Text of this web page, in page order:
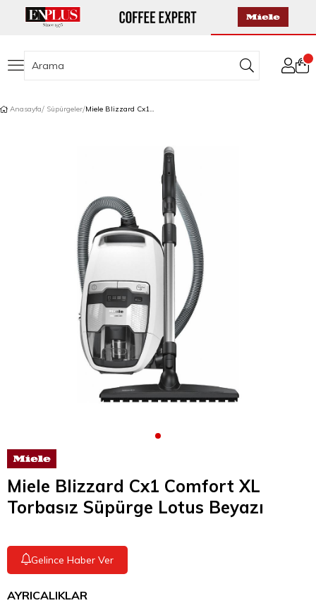
Anasayfa Süpürgeler Miele Blizzard Cx1 Comfort XL Torbasız Süpürge Lotus Beyazı
Miele Blizzard Cx1 Comfort XL
Torbasız Süpürge Lotus Beyazı
Gelince Haber Ver
AYRICALIKLAR